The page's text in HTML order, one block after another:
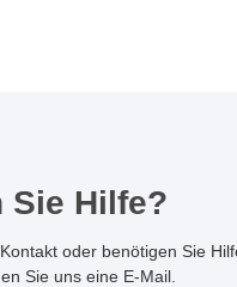
Sie Hilfe?
oder benötigen Sie
Sie uns eine E-Mail.